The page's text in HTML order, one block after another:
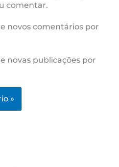
comentar.
novos comentários por
novas publicações por